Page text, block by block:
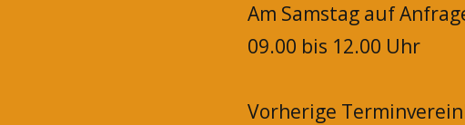
Am Samstag auf
09.00 bis 12.00 Uhr
Vorherige